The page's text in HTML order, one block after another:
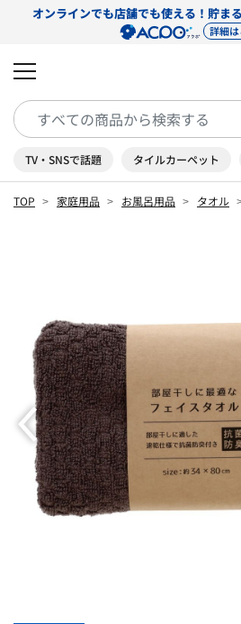
オンラインでも店舗でも使える！貯ま
詳細
TV・SNSで話題 タイルカーペット
TOP 家庭用品 お風呂用品 タオル